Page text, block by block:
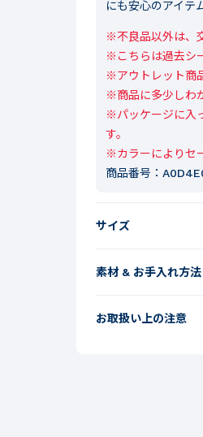
にも安心のアイテ
※不良品以外は、
※こちらは過去シ
※アウトレット商
※商品に多少しわ
※パッケージに入
す。
※カラーによりセ
商品番号：
サイズ
素材 & お手入れ方法
お取扱い上の注意